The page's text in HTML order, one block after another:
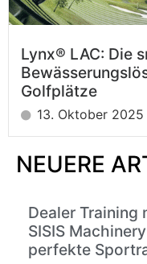
Lynx® LAC: Die
Golfplätze
13. Oktober 2025
NEUERE
Dealer Training
SISIS
perfekte